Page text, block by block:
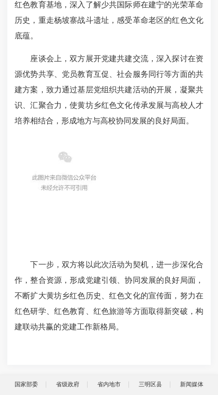
红色教育基地，深入了解少共国际师在建宁的光荣革命
历史，重走杨坡寨战斗遗址，感受革命老区的红色文化
底蕴。
座谈会上，双方展开党建共建交流，深入探讨在资
源优势共享、党员教育互促、社会服务同行等方面的共
建方案，致力通过基层党组织共建活动的开展，凝聚共
识、汇聚合力，使黄坊乡红色文化传承发展与高校人才
培养相结合，形成地方与高校协同发展的良好局面。
下一步，双方将以此次活动为契机，进一步深化合
作，整合资源，形成党建引领、协同发展的良好局面，
不断扩大黄坊乡红色历史、红色文化的宣传面，努力在
红色研学、红色教育、红色旅游等方面取得新突破，构
建联动共赢的党建工作新格局。
国家部委 省级政府 省内地市 三明区县 新闻媒体